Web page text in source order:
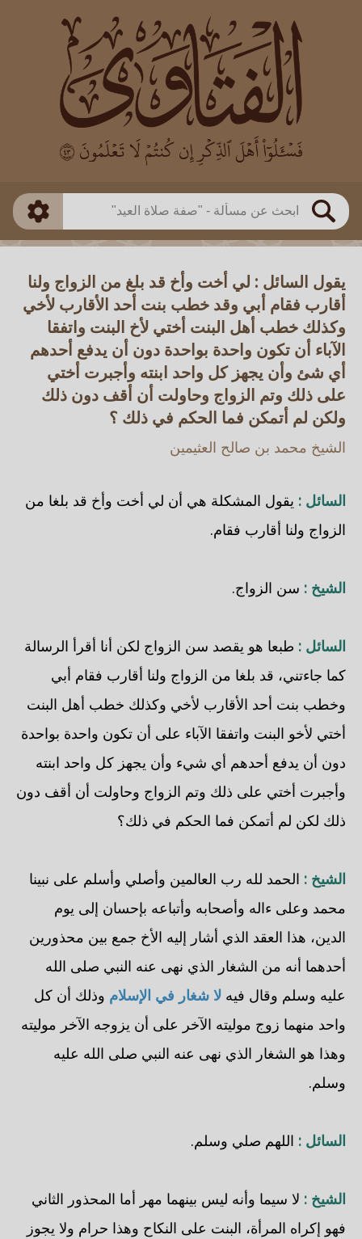
بحث
العالم
بن باز
بن العثيمين
اللجنة الدائمة
طريقة البحث
ذكي
يقول السائل : لي أخت وأخ قد بلغ من الزواج ولنا
أقارب فقام أبي وقد خطب بنت أحد الأقارب لأخي
وكذلك خطب أهل البنت أختي لأخ البنت واتفقا
الآباء أن تكون واحدة بواحدة دون أن يدفع أحدهم
أي شئ وأن يجهز كل واحد ابنته وأجبرت أختي
على ذلك وتم الزواج وحاولت أن أقف دون ذلك
ولكن لم أتمكن فما الحكم في ذلك ؟
الشيخ محمد بن صالح العثيمين
السائل : يقول المشكلة هي أن لي أخت وأخ قد بلغا من
الزواج ولنا أقارب فقام.
الشيخ : سن الزواج.
السائل : طبعا هو يقصد سن الزواج لكن أنا أقرأ الرسالة
كما جاءتني، قد بلغا من الزواج ولنا أقارب فقام أبي
وخطب بنت أحد الأقارب لأخي وكذلك خطب أهل البنت
أختي لأخو البنت واتفقا الآباء على أن تكون واحدة بواحدة
دون أن يدفع أحدهم أي شيء وأن يجهز كل واحد ابنته
وأجبرت أختي على ذلك وتم الزواج وحاولت أن أقف دون
ذلك لكن لم أتمكن فما الحكم في ذلك؟
الشيخ : الحمد لله رب العالمين وأصلي وأسلم على نبينا
محمد وعلى ءاله وأصحابه وأتباعه بإحسان إلى يوم
الدين، هذا العقد الذي أشار إليه الأخ جمع بين محذورين
أحدهما أنه من الشغار الذي نهى عنه النبي صلى الله
عليه وسلم وقال فيه لا شغار في الإسلام وذلك أن كل
واحد منهما زوج موليته الآخر على أن يزوجه الآخر موليته
وهذا هو الشغار الذي نهى عنه النبي صلى الله عليه
وسلم.
السائل : اللهم صلي وسلم.
الشيخ : لا سيما وأنه ليس بينهما مهر أما المحذور الثاني
فهو إكراه المرأة، البنت على النكاح وهذا حرام ولا يجوز